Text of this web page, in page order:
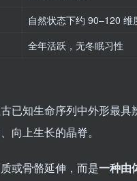
自然状态下约 90–120 维
全年活跃，无冬眠习性
已知生命序列中外形最
向上生长的晶脊。
或骨骼延伸，而是一种由